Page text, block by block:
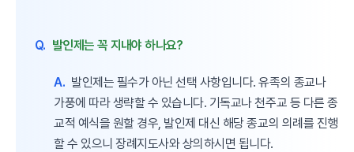
Q. 발인제는 꼭 지내야 하나요?
A. 발인제는 필수가 아닌 선택 사항입니다. 유족의 종교나
가풍에 따라 생략할 수 있습니다. 기독교나 천주교 등 다른 종
교적 예식을 원할 경우, 발인제 대신 해당 종교의 의례를 진행
할 수 있으니 장례지도사와 상의하시면 됩니다.